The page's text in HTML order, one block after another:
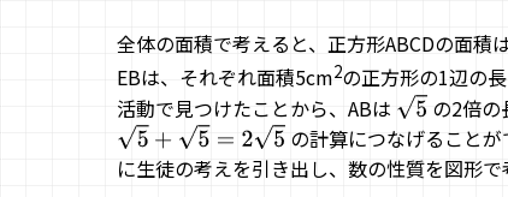
全体の面積で考えると、正方形ABCDの面積
EBは、それぞれ面積5cm2の正方形の1辺の
活動で見つけたことから、ABは 5
の2倍の
5+5 =2 5
の計算につなげること
に生徒の考えを引き出し、数の性質を図形